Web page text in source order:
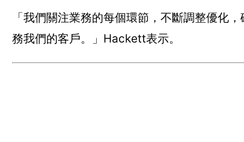
「我們關注業務的每個環節，不斷調整優化
務我們的客戶。」Hackett表示。